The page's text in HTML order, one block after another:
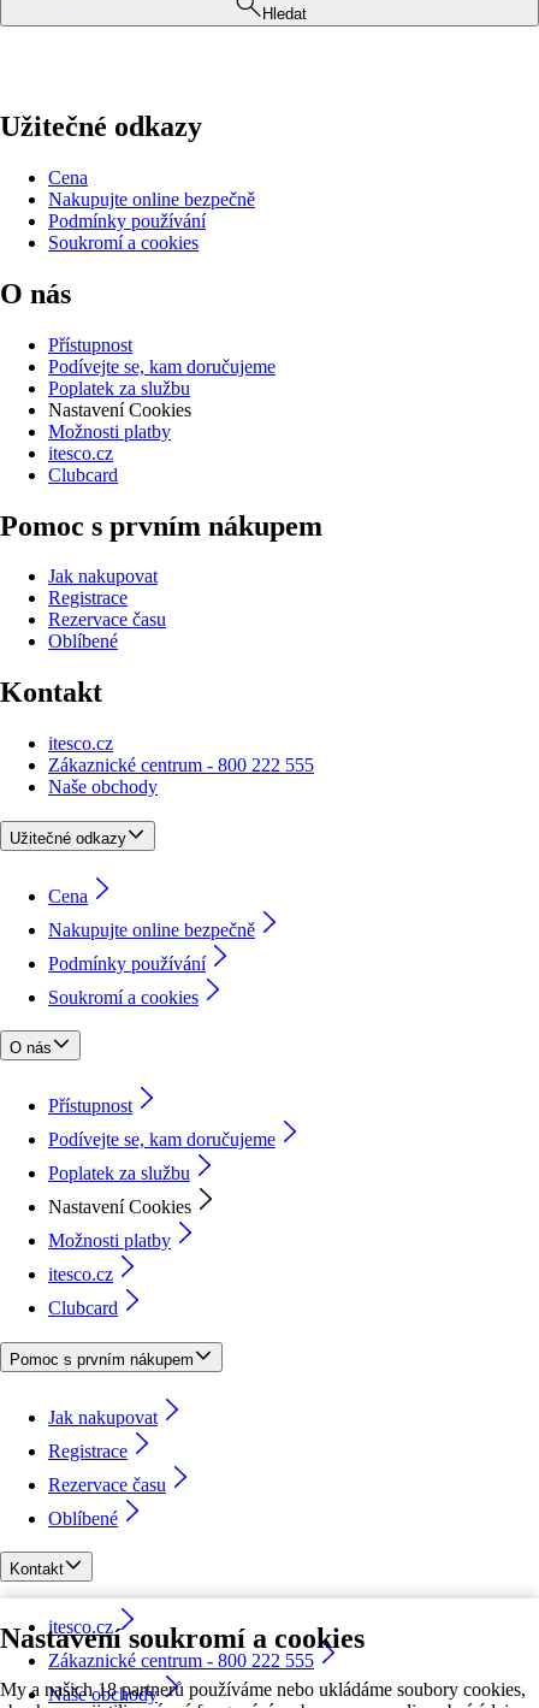
Nastavení soukromí a cookies
My a našich 18 partnerů používáme nebo ukládáme soubory cookies,
Hledat
Užitečné odkazy
Cena
Nakupujte online bezpečně
Podmínky používání
Soukromí a cookies
O nás
Přístupnost
Podívejte se, kam doručujeme
Poplatek za službu
Nastavení Cookies
Možnosti platby
itesco.cz
Clubcard
Pomoc s prvním nákupem
Jak nakupovat
Registrace
Rezervace času
Oblíbené
Kontakt
itesco.cz
Zákaznické centrum - 800 222 555
Naše obchody
Užitečné odkazy
Cena
Nakupujte online bezpečně
Podmínky používání
Soukromí a cookies
O nás
Přístupnost
Podívejte se, kam doručujeme
Poplatek za službu
Nastavení Cookies
Možnosti platby
itesco.cz
Clubcard
Pomoc s prvním nákupem
Jak nakupovat
Registrace
Rezervace času
Oblíbené
Kontakt
itesco.cz
Zákaznické centrum - 800 222 555
Naše obchody